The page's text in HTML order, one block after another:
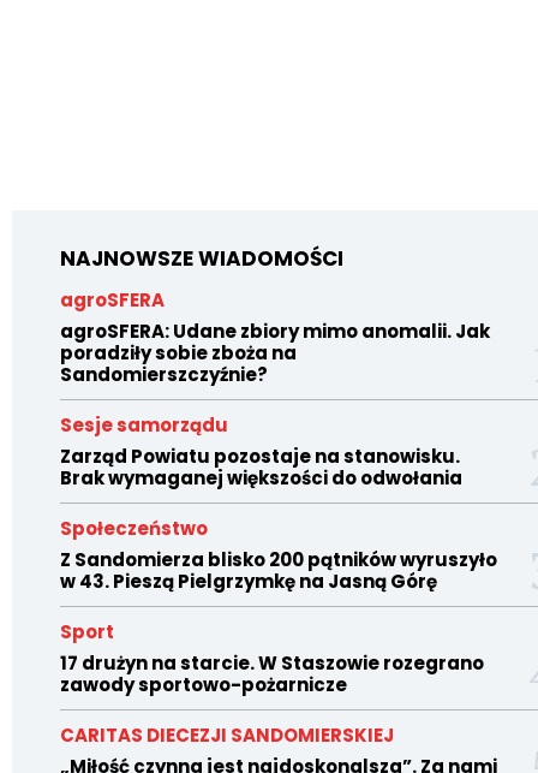
NAJNOWSZE WIADOMOŚCI
agroSFERA
agroSFERA: Udane zbiory mimo anomalii. Jak
poradziły sobie zboża na
Sandomierszczyźnie?
Sesje samorządu
Zarząd Powiatu pozostaje na stanowisku.
Brak wymaganej większości do odwołania
Społeczeństwo
Z Sandomierza blisko 200 pątników wyruszyło
w 43. Pieszą Pielgrzymkę na Jasną Górę
Sport
17 drużyn na starcie. W Staszowie rozegrano
zawody sportowo-pożarnicze
CARITAS DIECEZJI SANDOMIERSKIEJ
„Miłość czynna jest najdoskonalsza”. Za nami